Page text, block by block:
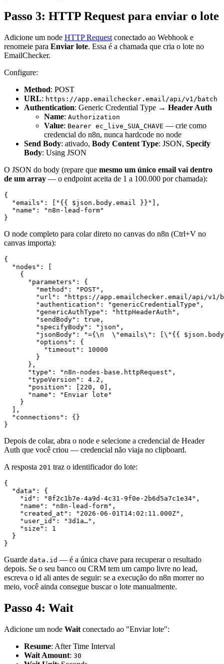
Passo 3: HTTP Request para enviar o lote
Adicione um node HTTP Request conectado ao Webhook e
renomeie para Enviar lote. Essa é a chamada que cria o lote no
EmailChecker.
Configure:
Method: POST
URL: https://app.emailchecker.email/api/v1/batch
Authentication: Generic Credential Type → Header Auth
Name: Authorization
Value: Bearer ec_live_SUA_CHAVE — crie como
credencial do n8n, nunca hardcode no node
Send Body: ativado, Body Content Type: JSON, Specify
Body: Using JSON
O JSON do body (repare que mesmo um único email vai dentro
de um array — o endpoint aceita de 1 a 100.000 por chamada):
{
  "emails": ["{{ $json.body.email }}"],
  "name": "n8n-lead-form"
O node completo para colar direto no canvas do n8n (Ctrl+V no
canvas importa):
{
  "nodes": [
    {
      "parameters": {
        "method": "POST",
"url": "https://app.emailchecker.email/api/v1/
        "authentication": "genericCredentialType",
        "genericAuthType": "httpHeaderAuth",
        "sendBody": true,
        "specifyBody": "json",
"jsonBody": "={\n  \"emails\": [\"{{
        "options": {
          "timeout": 10000
        }
      },
      "type": "n8n-nodes-base.httpRequest",
      "typeVersion": 4.2,
      "position": [220, 0],
      "name": "Enviar lote"
    }
  ],
  "connections": {}
Depois de colar, abra o node e selecione a credencial de Header
Auth que você criou — credencial não viaja no clipboard.
A resposta 201 traz o identificador do lote:
{
  "data": {
    "id": "8f2c1b7e-4a9d-4c31-9f0e-2b6d5a7c1e34",
    "name": "n8n-lead-form",
    "created_at": "2026-06-01T14:02:11.000Z",
    "user_id": "3d1a…",
    "size": 1
  }
Guarde data.id — é a única chave para recuperar o resultado
depois. Se o seu banco ou CRM tem um campo livre no lead,
escreva o id ali antes de seguir: se a execução do n8n morrer no
meio, você ainda consegue buscar o lote manualmente.
Passo 4: Wait
Adicione um node Wait conectado ao "Enviar lote":
Resume: After Time Interval
Wait Amount: 30